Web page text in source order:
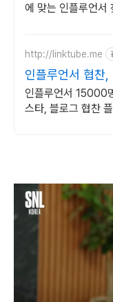
에 맞는 인플루언서
http://linktube.me
인플루언서 협찬
으로 시작 가능!
인플루언서 15000
스타, 블로그 협찬